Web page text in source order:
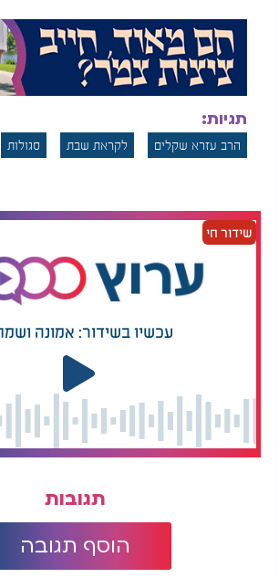
תגיות:
הרב עזרא שקלים לקראת שבת סגולות
שידור חי
עכשיו בשידור: אמונה
תגובות
הוסף תגובה